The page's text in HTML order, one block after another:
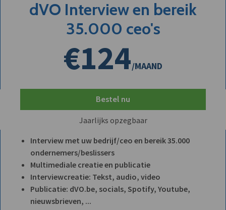
dVO Interview en bereik
35.000 ceo's
€124/MAAND
Bestel nu
Jaarlijks opzegbaar
Interview met uw bedrijf/ceo en bereik 35.000
ondernemers/beslissers
Multimediale creatie en publicatie
Interviewcreatie: Tekst, audio, video
Publicatie: dVO.be, socials, Spotify, Youtube,
nieuwsbrieven, ...